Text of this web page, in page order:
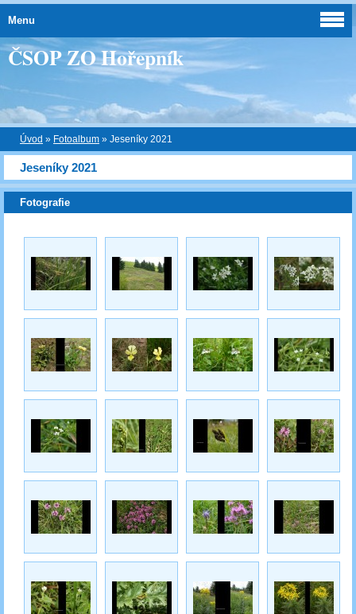
ČSOP ZO Hořepník
Úvod » Fotoalbum » Jeseníky 2021
Jeseníky 2021
Fotografie
Menu